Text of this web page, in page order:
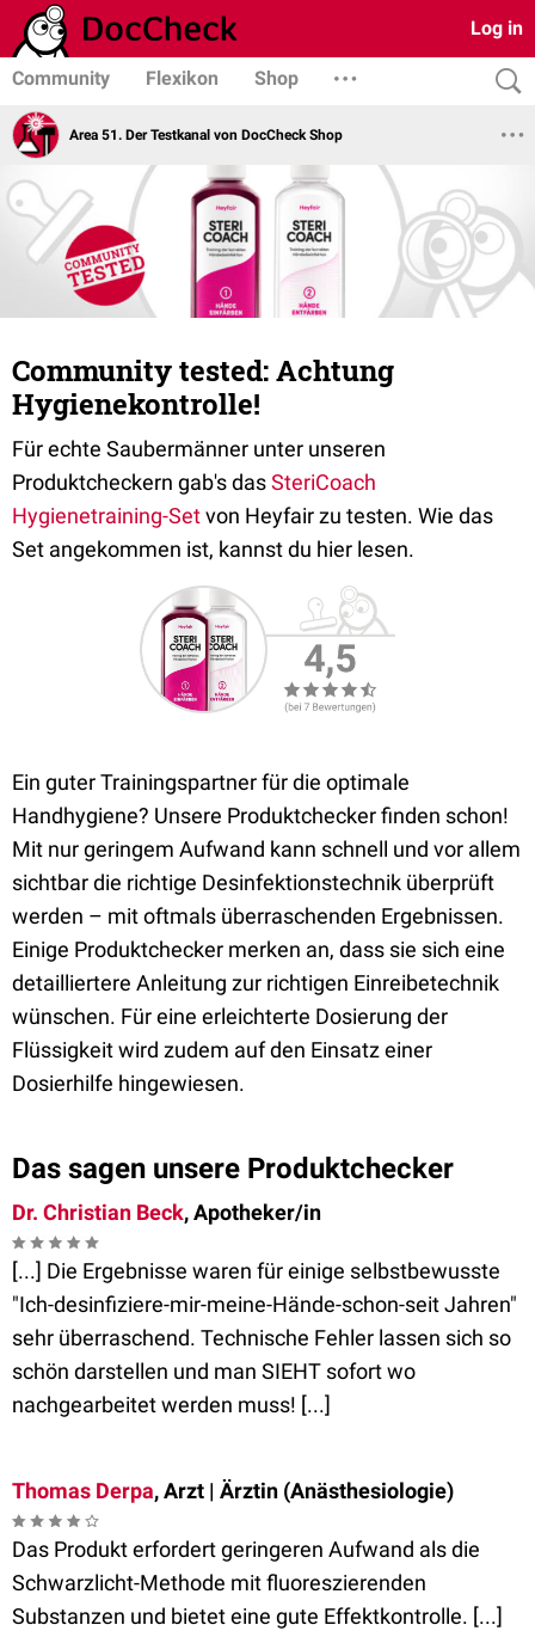
Log in
Community Flexikon Shop
Area 51. Der Testkanal von DocCheck Shop
Community tested: Achtung
Hygienekontrolle!
Für echte Saubermänner unter unseren
Produktcheckern gab's dasSteriCoach
Hygienetraining-Setvon Heyfair zu testen. Wie das
Set angekommen ist, kannst du hier lesen.
Ein guter Trainingspartner für die optimale
Handhygiene? Unsere Produktchecker finden schon!
Mit nur geringem Aufwand kann schnell und vor allem
sichtbar die richtige Desinfektionstechnik überprüft
werden – mit oftmals überraschenden Ergebnissen.
Einige Produktchecker merken an, dass sie sich eine
detailliertere Anleitung zur richtigen Einreibetechnik
wünschen. Für eine erleichterte Dosierung der
Flüssigkeit wird zudem auf den Einsatz einer
Dosierhilfe hingewiesen.
Das sagen unsere Produktchecker
Dr. Christian Beck, Apotheker/in
[...] Die Ergebnisse waren für einige selbstbewusste
"Ich-desinfiziere-mir-meine-Hände-schon-seit Jahren"
sehr überraschend. Technische Fehler lassen sich so
schön darstellen und man SIEHT sofort wo
nachgearbeitet werden muss! [...]
Thomas Derpa, Arzt | Ärztin (Anästhesiologie)
Das Produkt erfordert geringeren Aufwand als die
Schwarzlicht-Methode mit fluoreszierenden
Substanzen und bietet eine gute Effektkontrolle. [...]